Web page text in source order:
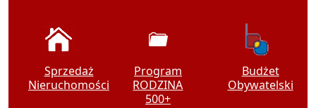
Sprzedaż
Nieruchomości
Program
RODZINA
500+
Budżet
Obywatelski